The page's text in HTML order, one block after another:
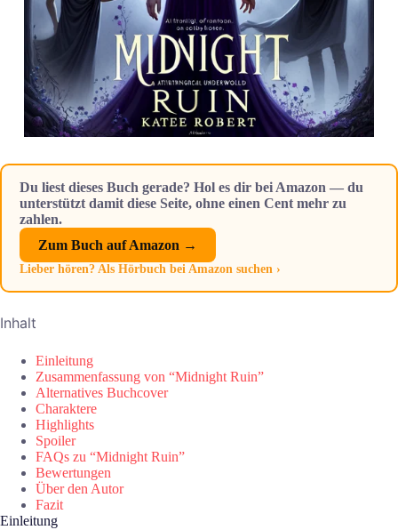
Du liest dieses Buch gerade? Hol es dir bei Amazon — du
unterstützt damit diese Seite, ohne einen Cent mehr zu
zahlen.
Zum Buch auf Amazon →
Lieber hören? Als Hörbuch bei Amazon suchen ›
Inhalt
Einleitung
Zusammenfassung von “Midnight Ruin”
Alternatives Buchcover
Charaktere
Highlights
Spoiler
FAQs zu “Midnight Ruin”
Bewertungen
Über den Autor
Fazit
Einleitung